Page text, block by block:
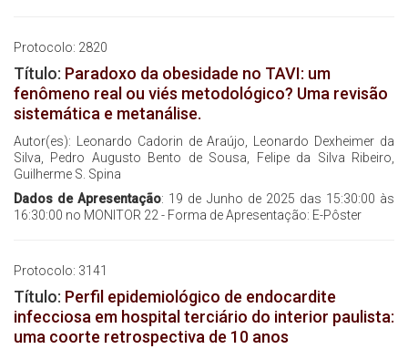
Protocolo: 2820
Título: Paradoxo da obesidade no TAVI: um
fenômeno real ou viés metodológico? Uma revisão
sistemática e metanálise.
Autor(es): Leonardo Cadorin de Araújo, Leonardo Dexheimer da
Silva, Pedro Augusto Bento de Sousa, Felipe da Silva Ribeiro,
Guilherme S. Spina
Dados de Apresentação: 19 de Junho de 2025 das 15:30:00 às
16:30:00 no MONITOR 22 - Forma de Apresentação: E-Pôster
Protocolo: 3141
Título: Perfil epidemiológico de endocardite
infecciosa em hospital terciário do interior paulista:
uma coorte retrospectiva de 10 anos